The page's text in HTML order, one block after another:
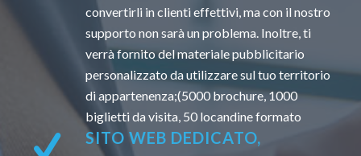
convertirli in clienti effettivi, ma con il nostro
supporto non sarà un problema. Inoltre, ti
verrà fornito del materiale pubblicitario
personalizzato da utilizzare sul tuo territorio
di appartenenza;(5000 brochure, 1000
biglietti da visita, 50 locandine formato
SITO WEB DEDICATO,